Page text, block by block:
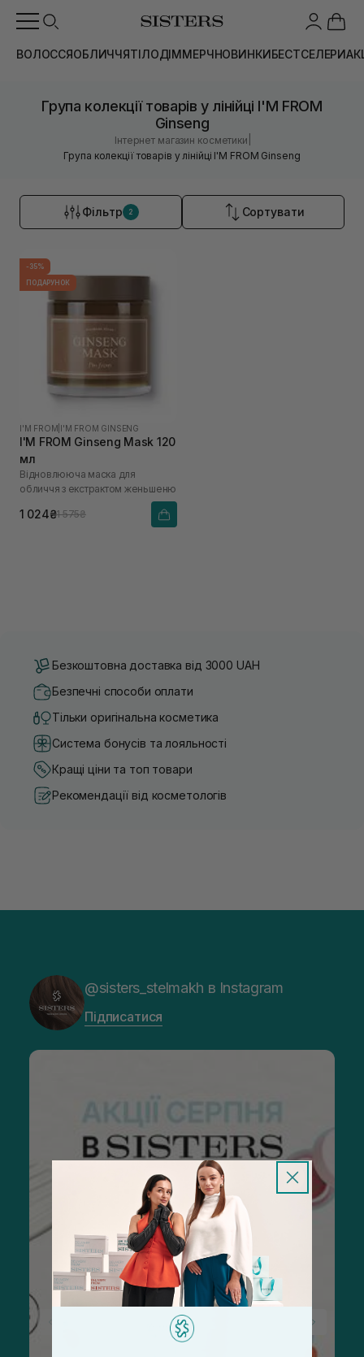
ВОЛОССЯОБЛИЧЧЯТІЛОДІММЕРЧНОВИНКИБЕСТСЕЛЕРИ
Група колекції товарів у лінійці I'M FROM
Ginseng
Інтернет магазин косметики
Група колекції товарів у лінійці I'M FROM Ginseng
Фільтр 2 Сортувати
-35%
ПОДАРУНОК
I'M FROM I'M FROM GINSENG
I'M FROM Ginseng Mask 120
мл
Відновлююча маска для
обличчя з екстрактом женьшеню
1 024₴1 575₴
Безкоштовна доставка від 3000 UAH
Безпечні способи оплати
Тільки оригінальна косметика
Система бонусів та лояльності
Кращі ціни та топ товари
Рекомендації від косметологів
@sisters_stelmakh в Instagram
Підписатися